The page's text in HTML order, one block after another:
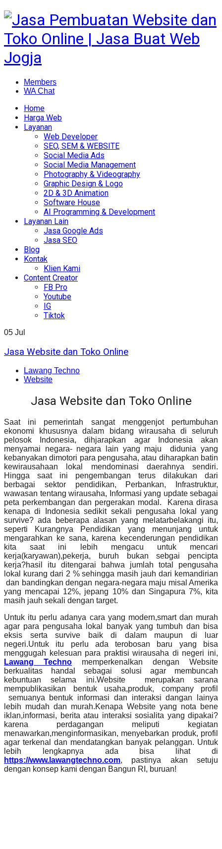
Members
WA Chat
Home
Harga Web
Layanan
Web Developer
SEO, SEM & WEBSITE
Social Media Ads
Social Media Management
Photography & Videography
Graphic Design & Logo
2D & 3D Animation
Software House
AI Programming & Development
Layanan Lain
Jasa Google Ads
Jasa SEO
Blog
Kontak
Klien Kami
Content Creator
FB Pro
Youtube
IG
Tiktok
05 Jul
Jasa Website dan Toko Online
Lawang Techno
Website
Jasa Website dan Toko Online
Saat ini pemerintah sangat menggenjot pertumbuhan
ekonomi khususnya dalam bidang wirausaha di seluruh
pelosok Indonesia, dihjarapkan agar Indonesia akan
menyamai negara- negara lain yang maju didunia yang
kebanyakan dimotori para pengusaha, atau diharapkan batin
kewirausahaan lokal mendominasi daerahnya sendiri.
Hingga saat ini pengembangan terus dilakukan dari
berbagai sektor pendidikan, Perbankan, Infrastruktur,
wawasan tentang wirausaha, Informasi yang update sebagai
peta perkembangan dan pergerakan modal. Karena dirasa
kenapa di Indonesia sedikit sekali pengusaha lokal yang
survive? ada beberapa alasan yang melatarbelakangi itu,
seperti Kurangnya Pendidikan yang menunjang untuk
mengarahkan ke sana, karena kecenderungan pendidikan
kita saat ini lebih mengacu untuk mencari
kerja(karyawan),pekerja, buruh bukan sebgai pencipta
kerja?hasil itu ditengarai bahwa jumlah total pengusaha
lokal kurang dari 2 % sehingga masih jauh dari kemandirian
dan bandingkan dengan negara-negara maju misal Amerika
yang mencapai 12%, jepang 10% dan Singapura 7%, kita
masih jauh sekali dengan target.
Untuk itu perlu adanya cara yang modern,smart dan murah
agar para pengusaha lokal banyak yang tumbuh dan bisa
eksis serta survive baik di dalam maupun di luar
negeri.Untuk itu perlu ada terobosan baru yang bisa
menggugah kelesuan para praktisi wirausaha di negeri ini,
Lawang Techno memperkenalkan dengan Website
berkualitas handal sebagai solusi agar membuncah
kebuntuan selama ini.Website merupakan sarana
mempublikasikan bentuk usaha,produk, company profil
semuanya bentuk informasi dan interaksi dangan lainya
lebih mudah dan murah.Kenapa Website yang nota bene
iklan,informasi, berita atau interaksi sosialita yang dipakai?
karena perdagangan meliputi kegiatan
menawarkan,menginformasikan, menyebarkan produk, profil
agar terkenal dan mendatangkan banyak pelanggan. Untuk
lebih lengkapnya ada bisa lihat di
https://www.lawangtechno.com, pastinya akan setuju
dengan konsep kami dengan Bangun RI, buruan!